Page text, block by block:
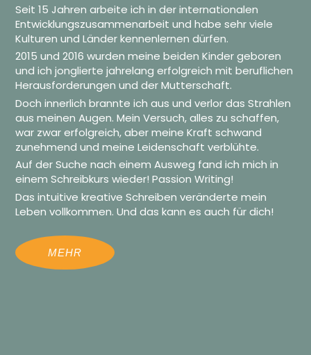
Seit 15 Jahren arbeite ich in der internationalen
Entwicklungszusammenarbeit und habe sehr viele
Kulturen und Länder kennenlernen dürfen.
2015 und 2016 wurden meine beiden Kinder geboren
und ich jonglierte jahrelang erfolgreich mit beruflichen
Herausforderungen und der Mutterschaft.
Doch innerlich brannte ich aus und verlor das Strahlen
aus meinen Augen. Mein Versuch, alles zu schaffen,
war zwar erfolgreich, aber meine Kraft schwand
zunehmend und meine Leidenschaft verblühte.
Auf der Suche nach einem Ausweg fand ich mich in
einem Schreibkurs wieder! Passion Writing!
Das intuitive kreative Schreiben veränderte mein
Leben vollkommen. Und das kann es auch für dich!
MEHR